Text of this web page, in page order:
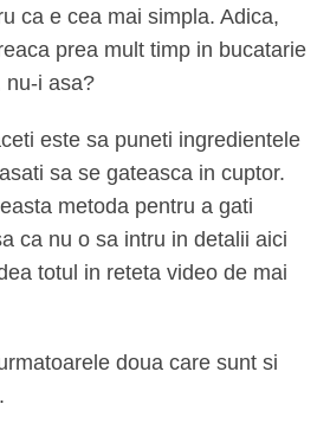
ca e cea mai simpla. Adica,
prea mult timp in bucatarie
nu-i asa?
este sa puneti ingredientele
sa se gateasca in cuptor.
metoda pentru a gati
ca nu o sa intru in detalii aici
totul in reteta video de mai
doua care sunt si